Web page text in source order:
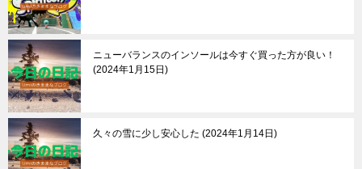
ニューバランスのインソールは今すぐ買った方が良い！
2024年1月15日
久々の雪に少し安心した 2024年1月14日